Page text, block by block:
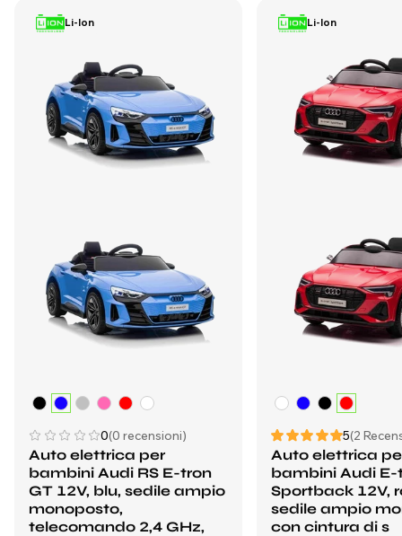
Li-Ion
0(0 recensioni)
Auto elettrica per
bambini Audi RS E-tron
GT 12V, blu, sedile ampio
monoposto,
telecomando 2,4 GHz,
Li-Ion
5(2
Auto elettrica
bambini Audi E-
Sportback 12V,
sedile ampio
con cintura di s